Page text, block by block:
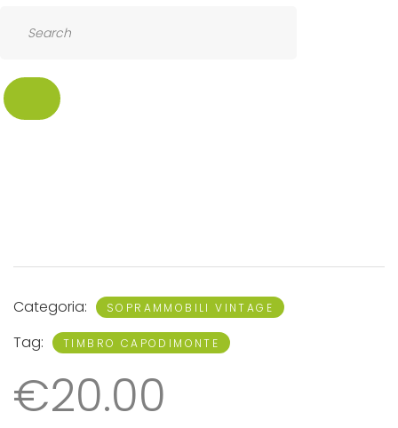
SEARCH
Categoria: SOPRAMMOBILI VINTAGE
Tag: TIMBRO CAPODIMONTE
€20.00